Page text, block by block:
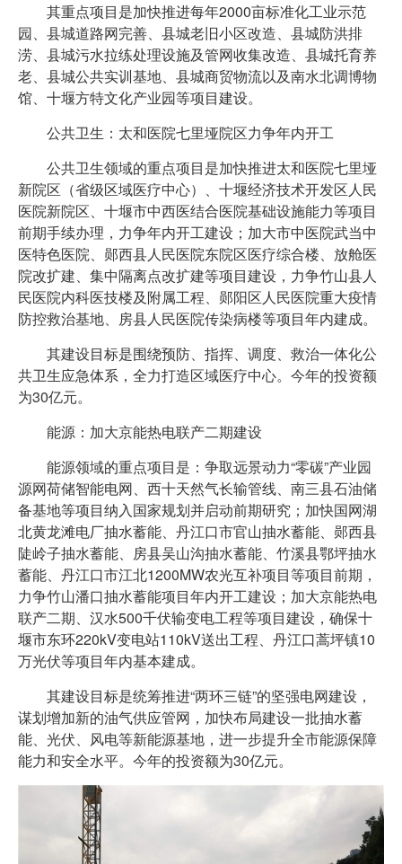
其重点项目是加快推进每年2000亩标准化工业示范
园、县城道路网完善、县城老旧小区改造、县城防洪排
涝、县城污水拉练处理设施及管网收集改造、县城托育养
老、县城公共实训基地、县城商贸物流以及南水北调博物
馆、十堰方特文化产业园等项目建设。
公共卫生：太和医院七里垭院区力争年内开工
公共卫生领域的重点项目是加快推进太和医院七里垭
新院区（省级区域医疗中心）、十堰经济技术开发区人民
医院新院区、十堰市中西医结合医院基础设施能力等项目
前期手续办理，力争年内开工建设；加大市中医院武当中
医特色医院、郧西县人民医院东院区医疗综合楼、放舱医
院改扩建、集中隔离点改扩建等项目建设，力争竹山县人
民医院内科医技楼及附属工程、郧阳区人民医院重大疫情
防控救治基地、房县人民医院传染病楼等项目年内建成。
其建设目标是围绕预防、指挥、调度、救治一体化公
共卫生应急体系，全力打造区域医疗中心。今年的投资额
为30亿元。
能源：加大京能热电联产二期建设
能源领域的重点项目是：争取远景动力“零碳”产业园
源网荷储智能电网、西十天然气长输管线、南三县石油储
备基地等项目纳入国家规划并启动前期研究；加快国网湖
北黄龙滩电厂抽水蓄能、丹江口市官山抽水蓄能、郧西县
陡岭子抽水蓄能、房县吴山沟抽水蓄能、竹溪县鄂坪抽水
蓄能、丹江口市江北1200MW农光互补项目等项目前期，
力争竹山潘口抽水蓄能项目年内开工建设；加大京能热电
联产二期、汉水500千伏输变电工程等项目建设，确保十
堰市东环220kV变电站110kV送出工程、丹江口蒿坪镇10
万光伏等项目年内基本建成。
其建设目标是统筹推进“两环三链”的坚强电网建设，
谋划增加新的油气供应管网，加快布局建设一批抽水蓄
能、光伏、风电等新能源基地，进一步提升全市能源保障
能力和安全水平。今年的投资额为30亿元。